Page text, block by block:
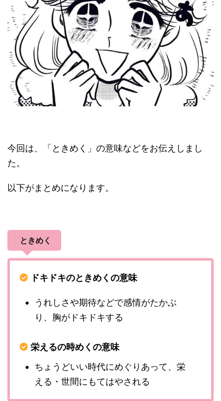
今回は、「ときめく」の意味などをお伝えしまし
た。
以下がまとめになります。
ときめく
ドキドキのときめくの意味
うれしさや期待などで感情がたかぶ
り、胸がドキドキする
栄えるの時めくの意味
ちょうどいい時代にめぐりあって、栄
える・世間にもてはやされる